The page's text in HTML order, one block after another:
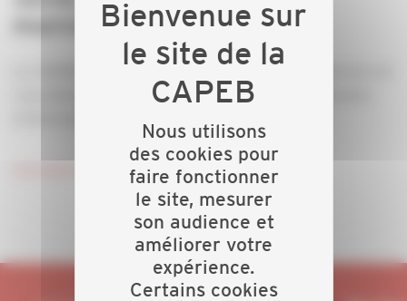
PHOTOVOLTAIQUES
vous donne rendez-vous pour participer à une réunion
Nous utilisons
des cookies pour
faire fonctionner
le site, mesurer
son audience et
améliorer votre
expérience.
Certains cookies